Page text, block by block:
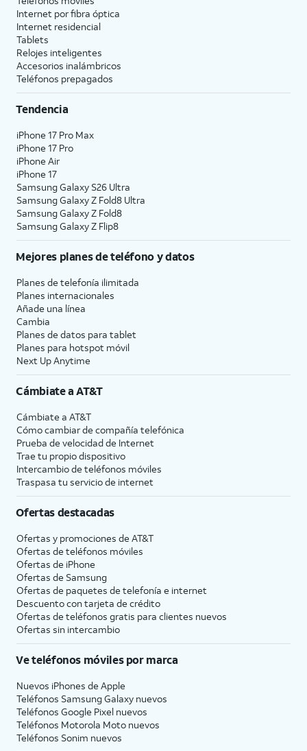
Internet por fibra óptica
Internet residencial
Tablets
Relojes inteligentes
Accesorios inalámbricos
Teléfonos prepagados
Tendencia
iPhone 17 Pro Max
iPhone 17 Pro
iPhone Air
iPhone 17
Samsung Galaxy S26 Ultra
Samsung Galaxy Z Fold8 Ultra
Samsung Galaxy Z Fold8
Samsung Galaxy Z Flip8
Mejores planes de teléfono y datos
Planes de telefonía ilimitada
Planes internacionales
Añade una línea
Cambia
Planes de datos para tablet
Planes para hotspot móvil
Next Up Anytime
Cámbiate aAT&T
Cámbiate a AT&T
Cómo cambiar de compañía telefónica
Prueba de velocidad de Internet
Trae tu propio dispositivo
Intercambio de teléfonos móviles
Traspasa tu servicio de internet
Ofertas destacadas
Ofertas y promociones de AT&T
Ofertas de teléfonos móviles
Ofertas de iPhone
Ofertas de Samsung
Ofertas de paquetes de telefonía e internet
Descuento con tarjeta de crédito
Ofertas de teléfonos gratis para clientes nuevos
Ofertas sin intercambio
Ve teléfonos móviles por marca
Nuevos iPhones de Apple
Teléfonos Samsung Galaxy nuevos
Teléfonos Google Pixel nuevos
Teléfonos Motorola Moto nuevos
Teléfonos Sonim nuevos